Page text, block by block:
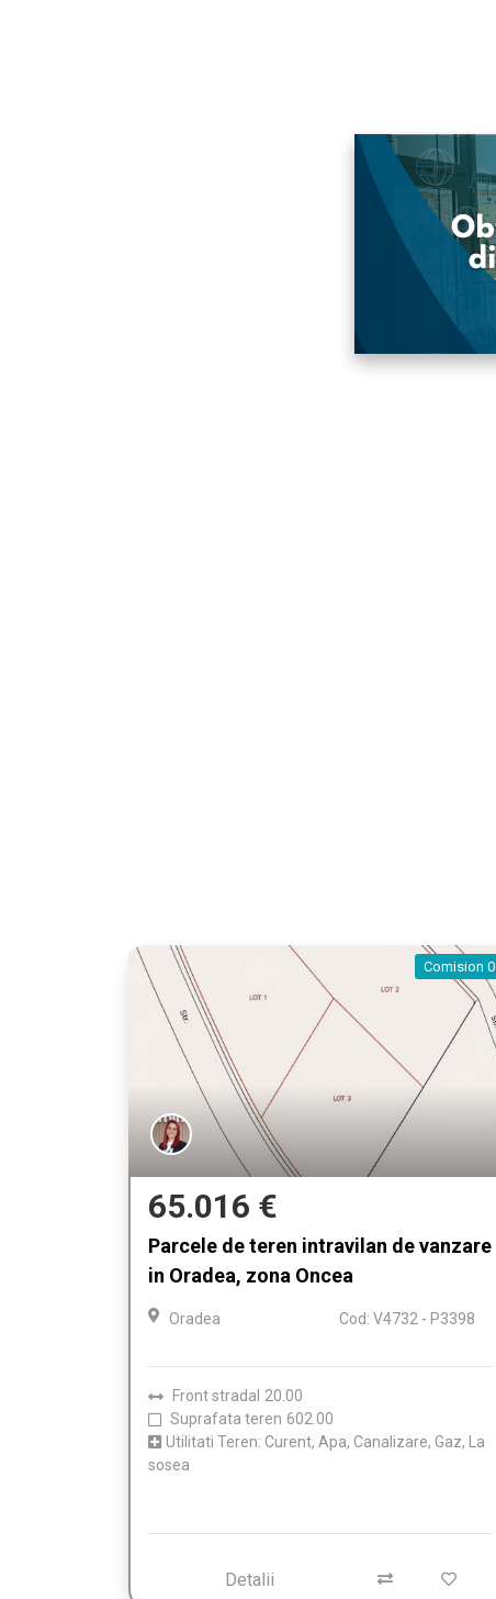
Comision 0
65.016 €
Parcele de teren intravilan de vanzare
in Oradea, zona Oncea
Oradea Cod: V4732 - P3398
Front stradal 20.00
Suprafata teren 602.00
Utilitati Teren: Curent, Apa, Canalizare, Gaz, La
sosea
Detalii